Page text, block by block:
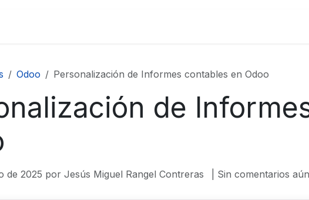
Odoo Personalización de Informes contables en Odoo
de
de 2025 por Jesús Miguel Rangel Contreras | Sin comentarios aún